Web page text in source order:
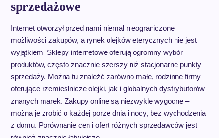
sprzedażowe
Internet otworzył przed nami niemal nieograniczone
możliwości zakupów, a rynek olejków eterycznych nie jest
wyjątkiem. Sklepy internetowe oferują ogromny wybór
produktów, często znacznie szerszy niż stacjonarne punkty
sprzedaży. Można tu znaleźć zarówno małe, rodzinne firmy
oferujące rzemieślnicze olejki, jak i globalnych dystrybutorów
znanych marek. Zakupy online są niezwykle wygodne –
można je zrobić o każdej porze dnia i nocy, bez wychodzenia
z domu. Porównanie cen i ofert różnych sprzedawców jest